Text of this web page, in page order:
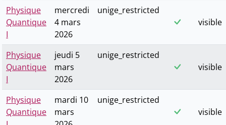
Physique
Quantique
I
mercredi
4 mars
2026
unige_restricted
visible
Physique
Quantique
I
jeudi 5
mars
2026
unige_restricted
visible
Physique
Quantique
mardi 10
mars
unige_restricted
visible